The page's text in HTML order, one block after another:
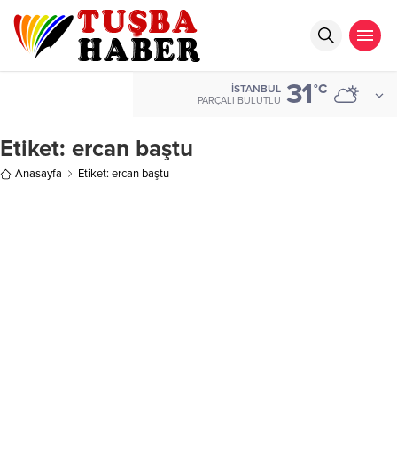
İSTANBUL
PARÇALI BULUTLU 31°C
Etiket: ercan baştu
Anasayfa Etiket: ercan baştu